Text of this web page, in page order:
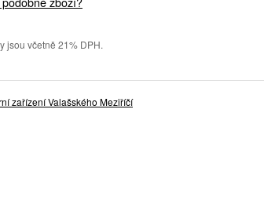
jsou včetně 21% DPH.
zařízení Valašského Meziříčí